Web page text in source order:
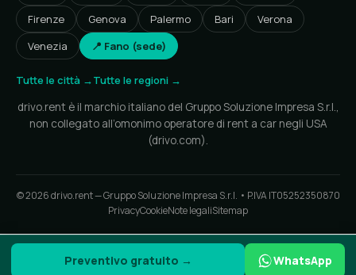
Firenze
Genova Palermo Bari
Verona
Venezia
📍 Fano (sede)
Tutte le città →Tutte le regioni →
drivo.rent è il marchio italiano del Gruppo Soluzione Impresa S.r.l.,
non collegato all’omonimo operatore di rent a car negli USA
(drivo.com).
© 2026 drivo.rent — Gruppo Soluzione Impresa S.r.l. • P.IVA IT05252350870
PrivacyCookieNote legaliSitemap
Preventivo gratuito → WhatsApp